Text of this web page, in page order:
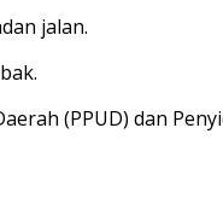
jalan.
(PPUD) dan